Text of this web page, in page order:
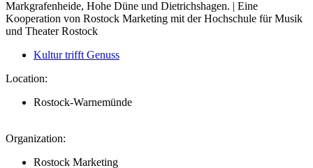
Markgrafenheide, Hohe Düne und Dietrichshagen. | Eine
Kooperation von Rostock Marketing mit der Hochschule für Musik
und Theater Rostock
Kultur trifft Genuss
Location:
Rostock-Warnemünde
Organization:
Rostock Marketing